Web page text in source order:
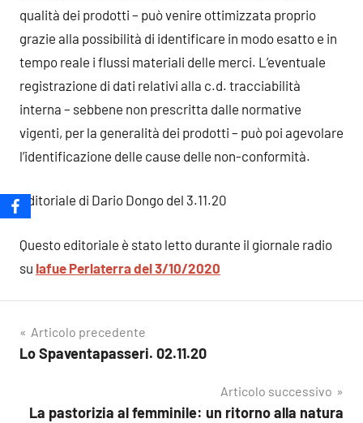
qualità dei prodotti – può venire ottimizzata proprio
grazie alla possibilità di identificare in modo esatto e in
tempo reale i flussi materiali delle merci. L’eventuale
registrazione di dati relativi alla c.d. tracciabilità
interna – sebbene non prescritta dalle normative
vigenti, per la generalità dei prodotti – può poi agevolare
l’identificazione delle cause delle non-conformità.
Editoriale di Dario Dongo del 3.11.20
Questo editoriale è stato letto durante il giornale radio
su Iafue Perlaterra del 3/10/2020
Navigazione
articoli
Articolo precedente
Lo Spaventapasseri. 02.11.20
Articolo successivo
La pastorizia al femminile: un ritorno alla natura